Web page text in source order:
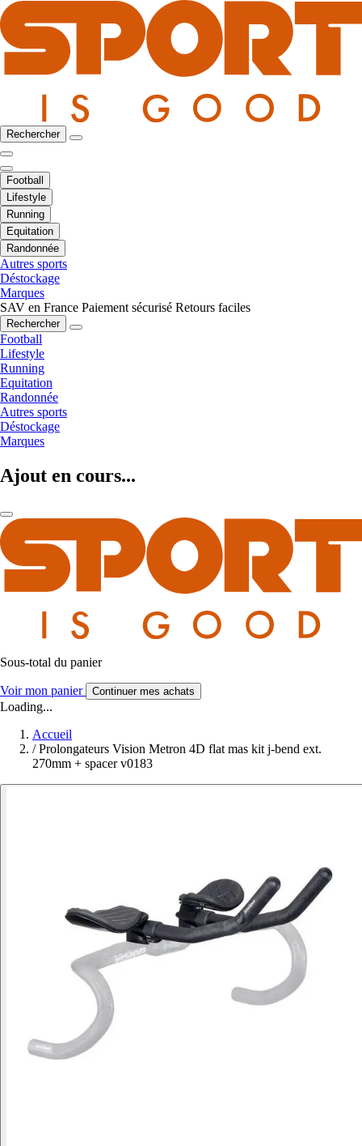
Rechercher
Football
Lifestyle
Running
Equitation
Randonnée
Autres sports
Déstockage
Marques
SAV en France Paiement sécurisé Retours faciles
Rechercher
Football
Lifestyle
Running
Equitation
Randonnée
Autres sports
Déstockage
Marques
Ajout en cours...
Sous-total du panier
Voir mon panier Continuer mes achats
Loading...
Accueil
/ Prolongateurs Vision Metron 4D flat mas kit j-bend ext.
270mm + spacer v0183